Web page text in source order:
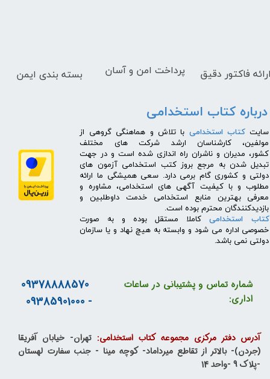
بسته بندی ایمن فاکتور دقیق پرداخت امن و آسان
درباره کتاب استخدامی
​سایت کتاب استخدامی با تلاش و هماهنگی گروهی از
مولفین، کارشناسان ارشد شرکت های مختلف
کشور، مدیران و ناشران راه اندازی شده است و در جهت
تبدیل شدن به مرجع بروز کتب استخدامی آزمون های
دولتی و کشوری گام برمی دارد. سعی همیشگی ما ارائه
مطلوب و با کیفیت آگهی های استخدامی، مشاوره و
معرفی بهترین منابع استخدامی خدمت داوطلبین و
بازدیدکنندگان محترم بوده است.
کتاب استخدامیکاملا مستقل بوده و به صورت
خصوصی اداره می شود و وابسته به هیچ نهاد و یا سازمان
دولتی نمی باشد.
شماره تماس و پشتیبانی در ساعات
اداری:
09378888570
- 09385901000
آدرس دفتر مرکزی مجموعه کتاب استخدامی: تهران- خیابان آفریقا
(جردن)- بالاتر از تقاطع میرداماد- کوچه مینا - جنب سفارت لهستان
-پلاک 9 -واحد 14